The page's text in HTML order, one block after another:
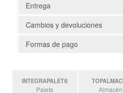
Entrega
Cambios y devoluciones
Formas de pago
INTEGRAPALETS
Palets Almacén